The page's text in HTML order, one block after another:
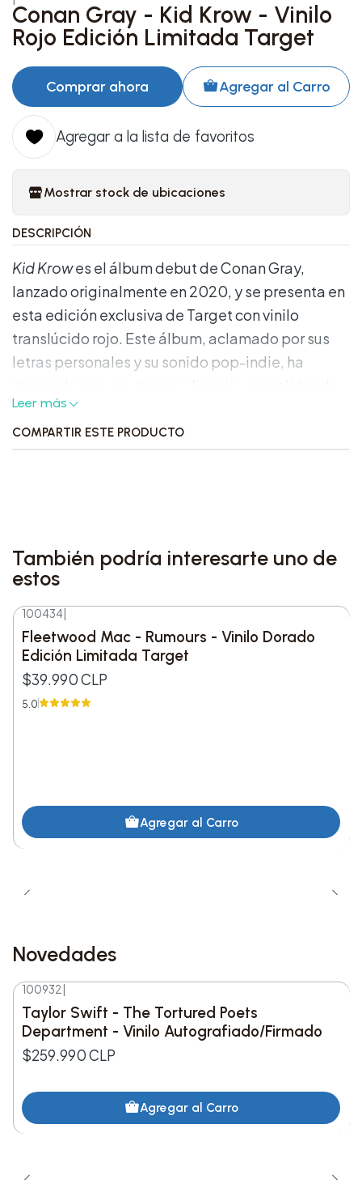
Conan Gray - Kid Krow - Vinilo
Rojo Edición Limitada Target
Agregar al Carro
Comprar ahora
Agregar a la lista de favoritos
Mostrar stock de ubicaciones
DESCRIPCIÓN
Kid Krowes el álbum debut de Conan Gray,
lanzado originalmente en 2020, y se presenta en
esta edición exclusiva de Target con vinilo
translúcido rojo. Este álbum, aclamado por sus
letras personales y su sonido pop-indie, ha
a Conan Gray como una de las voces más
interesantes de su generación.
•Edición Limitada:Vinilo translúcido rojo
• Lanzamiento:
•Productora:Republic Records
•Presentación:
adicional
2. Wish You Were Sober
3. Maniac
4. (Online-Love)
7. Fight or Flight
8. Affluenza
9. (Can We Be Friends?)
10. Heather
11. Little League
Leer más
COMPARTIR ESTE PRODUCTO
También podría interesarte uno de
estos
100434
Fleetwood Mac - Rumours - Vinilo Dorado
Edición Limitada Target
$39.990 CLP
5.0
Agregar al Carro
Novedades
Nuevo
100932
Taylor Swift - The Tortured Poets
Department - Vinilo Autografiado/Firmado
$259.990 CLP
Agregar al Carro